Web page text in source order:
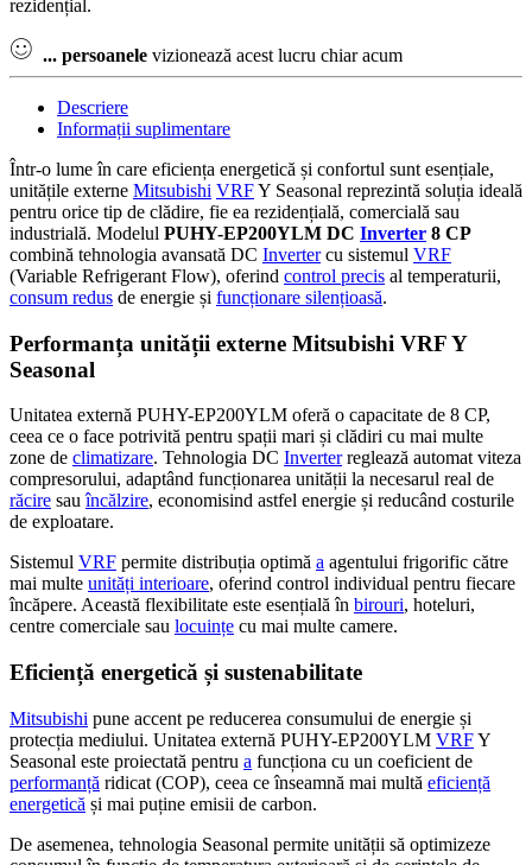
rezidențial.
... persoanele vizionează acest lucru chiar acum
Descriere
Informații suplimentare
Într-o lume în care eficiența energetică și confortul sunt esențiale,
unitățile externe Mitsubishi VRFY Seasonal reprezintă soluția ideală
pentru orice tip de clădire, fie ea rezidențială, comercială sau
industrială. Modelul PUHY-EP200YLM DC Inverter 8 CP
combină tehnologia avansată DC Invertercu sistemul VRF
(Variable Refrigerant Flow), oferind control precis al temperaturii,
consum redus de energie și funcționare silențioasă.
Performanța unității externe Mitsubishi VRF Y
Seasonal
Unitatea externă PUHY-EP200YLM oferă o capacitate de 8 CP,
ceea ce o face potrivită pentru spații mari și clădiri cu mai multe
zone de climatizare. Tehnologia DC Inverterreglează automat viteza
compresorului, adaptând funcționarea unității la necesarul real de
răcire sauîncălzire, economisind astfel energie și reducând costurile
de exploatare.
Sistemul VRF permite distribuția optimă a agentului frigorific către
mai multe unități interioare, oferind control individual pentru fiecare
încăpere. Această flexibilitate este esențială în birouri, hoteluri,
centre comerciale sau locuințe cu mai multe camere.
Eficiență energetică și sustenabilitate
Mitsubishi pune accent pe reducerea consumului de energie și
protecția mediului. Unitatea externă PUHY-EP200YLM VRFY
Seasonal este proiectată pentru a funcționa cu un coeficient de
performanță ridicat (COP), ceea ce înseamnă mai multă eficiență
energetică și mai puține emisii de carbon.
De asemenea, tehnologia Seasonal permite unității să optimizeze